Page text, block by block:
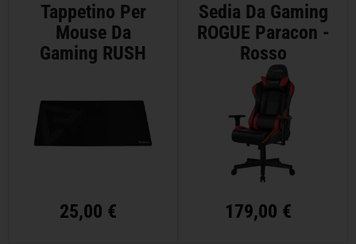
Tappetino Per
Mouse Da
Gaming RUSH
25,00 €
Sedia Da Gaming
ROGUE Paracon -
Rosso
179,00 €